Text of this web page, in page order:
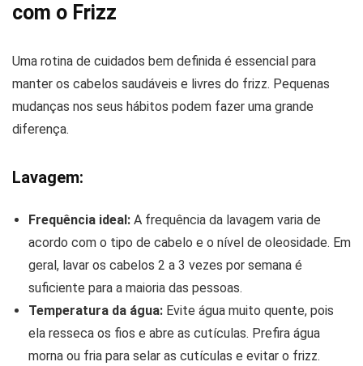
com o Frizz
Uma rotina de cuidados bem definida é essencial para
manter os cabelos saudáveis e livres do frizz. Pequenas
mudanças nos seus hábitos podem fazer uma grande
diferença.
Lavagem:
Frequência ideal: A frequência da lavagem varia de
acordo com o tipo de cabelo e o nível de oleosidade. Em
geral, lavar os cabelos 2 a 3 vezes por semana é
suficiente para a maioria das pessoas.
Temperatura da água: Evite água muito quente, pois
ela resseca os fios e abre as cutículas. Prefira água
morna ou fria para selar as cutículas e evitar o frizz.